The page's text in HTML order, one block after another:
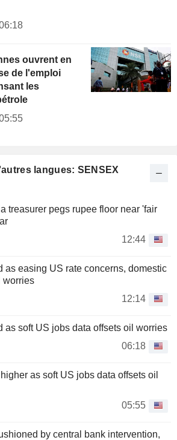
langues: SENSEX
treasurer pegs rupee floor near 'fair
12:44
as easing US rate concerns, domestic
worries
12:14
as soft US jobs data offsets oil worries
06:18
as soft US jobs data offsets oil
05:55
by central bank intervention,
ouvrent en
de l'emploi
les